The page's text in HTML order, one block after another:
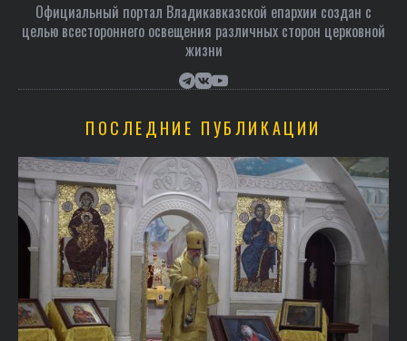
Официальный портал Владикавказской епархии создан c
целью всестороннего освещения различных сторон церковной
жизни
ПОСЛЕДНИЕ ПУБЛИКАЦИИ